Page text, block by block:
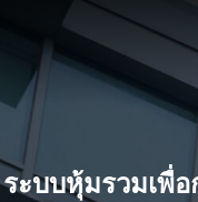
ระบบหุ้มรวมเพื่